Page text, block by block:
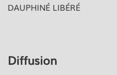
DAUPHINÉ LIBÉRÉ
Diffusion